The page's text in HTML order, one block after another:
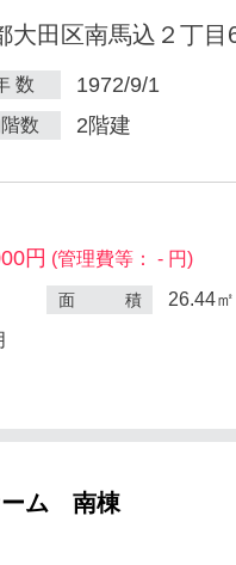
大田区南馬込２丁目
数 1972/9/1
数 2階建
円 (管理費等： - 円)
面 積 26.44㎡
ーム 南棟